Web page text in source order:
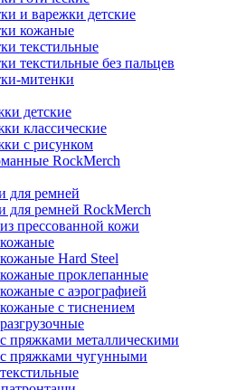
и варежки детские
кожаные
текстильные
текстильные без пальцев
митенки
детские
классические
с рисунком
RockMerch
для ремней
для ремней RockMerch
прессованной кожи
Hard Steel
проклепанные
с аэрографией
с тиснением
пряжками металлическими
пряжками чугунными